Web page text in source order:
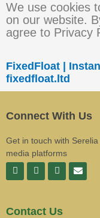
We use cookies
on our website.
agree to Privacy
FixedFloat |
fixedfloat.ltd
Connect With Us
Get in touch with
media platforms
Contact Us